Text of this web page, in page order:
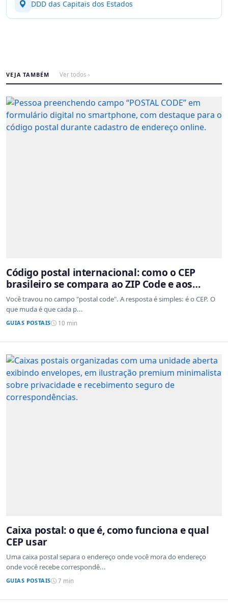
DDD das Capitais dos Estados
VEJA TAMBÉM Ver todos ›
Código postal internacional: como o CEP
brasileiro se compara ao ZIP Code e aos
sistemas de outros países
Você travou no campo "postal code". A resposta é simples: é o CEP. O
que muda é que cada p...
GUIAS POSTAIS 10 min
Caixa postal: o que é, como funciona e qual
CEP usar
Uma caixa postal separa o endereço onde você mora do endereço
onde você recebe correspondê...
GUIAS POSTAIS 7 min